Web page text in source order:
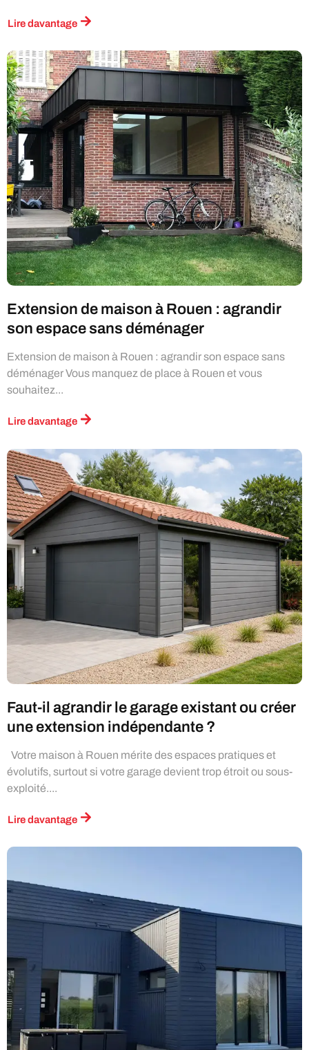
Lire davantage
Extension de maison à Rouen : agrandir
son espace sans déménager
Extension de maison à Rouen : agrandir son espace sans
déménager Vous manquez de place à Rouen et vous
souhaitez...
Lire davantage
Faut-il agrandir le garage existant ou créer
une extension indépendante ?
Votre maison à Rouen mérite des espaces pratiques et
évolutifs, surtout si votre garage devient trop étroit ou sous-
exploité....
Lire davantage